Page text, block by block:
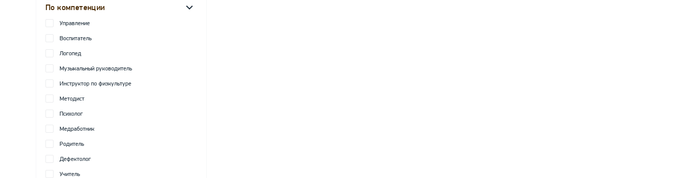
По компетенции
Управление
Воспитатель
Логопед
Музыкальный руководитель
Инструктор по физкультуре
Методист
Психолог
Медработник
Родитель
Дефектолог
Учитель